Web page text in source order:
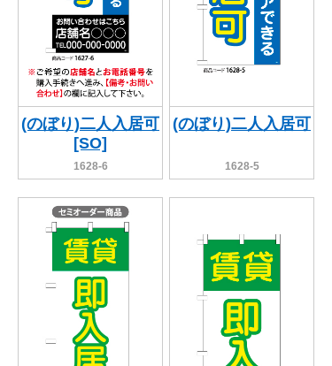
(のぼり)二人入居可
[SO]
1628-6
(のぼり)二人入居可
1628-5